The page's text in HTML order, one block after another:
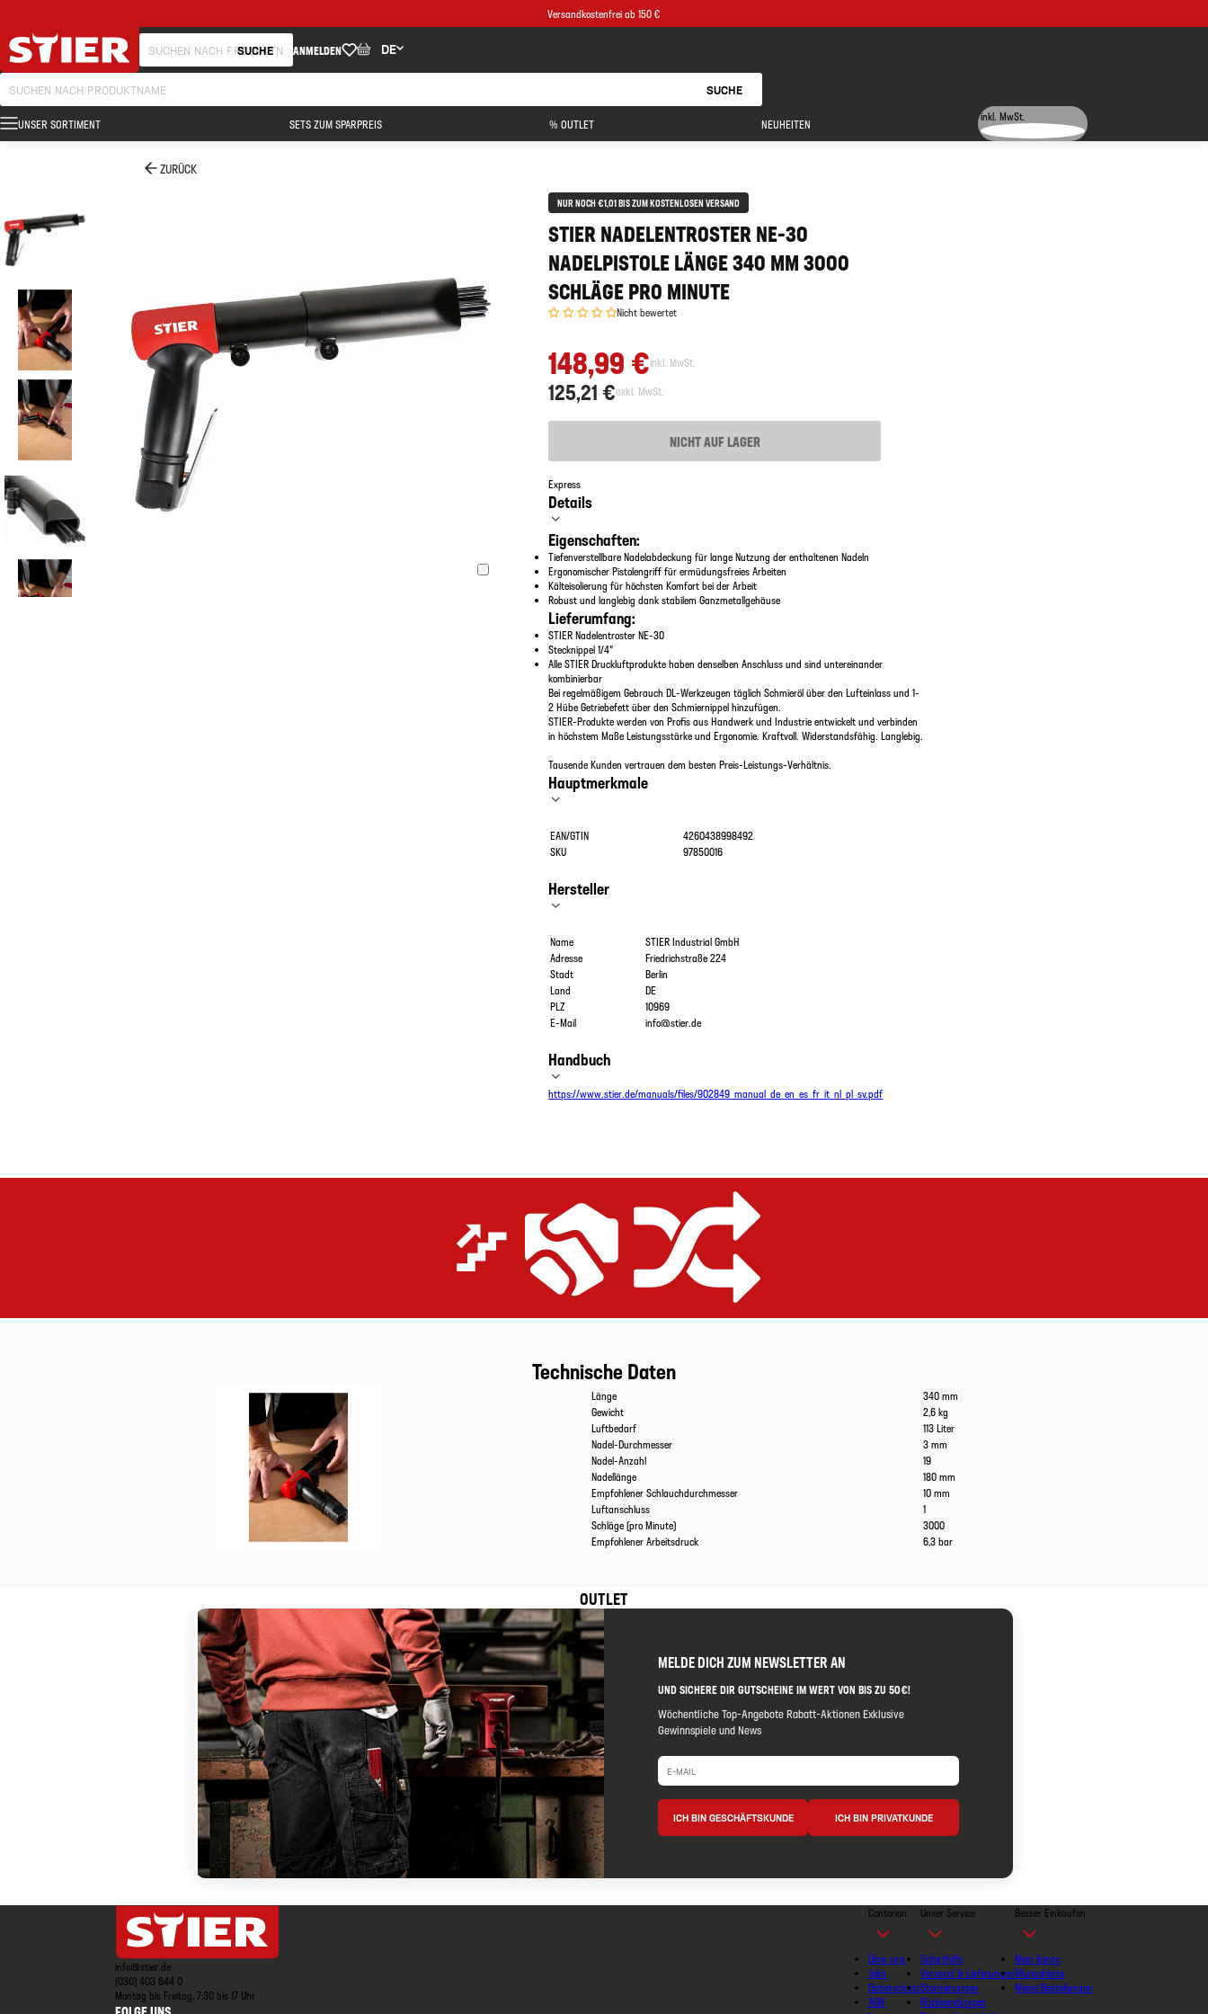
Versandkostenfrei ab 150 €
SUCHE ANMELDEN DE
SUCHE
UNSER SORTIMENT SETS ZUM SPARPREIS % OUTLET NEUHEITEN inkl. MwSt.
ZURÜCK
NUR NOCH €1,01 BIS ZUM KOSTENLOSEN VERSAND
STIER NADELENTROSTER NE-30
NADELPISTOLE LÄNGE 340 MM 3000
SCHLÄGE PRO MINUTE
Nicht bewertet
148,99 €inkl. MwSt.
125,21 €exkl. MwSt.
NICHT AUF LAGER
Express
Details
Eigenschaften:
Tiefenverstellbare Nadelabdeckung für lange Nutzung der enthaltenen Nadeln
Ergonomischer Pistolengriff für ermüdungsfreies Arbeiten
Kälteisolierung für höchsten Komfort bei der Arbeit
Robust und langlebig dank stabilem Ganzmetallgehäuse
Lieferumfang:
STIER Nadelentroster NE-30
Stecknippel 1/4"
Alle STIER Druckluftprodukte haben denselben Anschluss und sind untereinander
kombinierbar
Bei regelmäßigem Gebrauch DL-Werkzeugen täglich Schmieröl über den Lufteinlass und 1-
2 Hübe Getriebefett über den Schmiernippel hinzufügen.
STIER-Produkte werden von Profis aus Handwerk und Industrie entwickelt und verbinden
in höchstem Maße Leistungsstärke und Ergonomie. Kraftvoll. Widerstandsfähig. Langlebig.
Tausende Kunden vertrauen dem besten Preis-Leistungs-Verhältnis.
Hauptmerkmale
EAN/GTIN
4260438998492
SKU
97850016
Hersteller
Name
STIER Industrial GmbH
Adresse
Friedrichstraße 224
Stadt
Berlin
Land
DE
PLZ
10969
E-Mail
info@stier.de
Handbuch
https://www.stier.de/manuals/files/902849_manual_de_en_es_fr_it_nl_pl_sv.pdf
Technische Daten
Eigenschaften
Länge
340 mm
Gewicht
2,6 kg
Luftbedarf
113 Liter
Nadel-Durchmesser
3 mm
Nadel-Anzahl
19
Nadellänge
180 mm
Empfohlener Schlauchdurchmesser
10 mm
Luftanschluss
1
Schläge (pro Minute)
3000
Empfohlener Arbeitsdruck
6,3 bar
OUTLET
MELDE DICH ZUM NEWSLETTER AN
UND SICHERE DIR GUTSCHEINE IM WERT VON BIS ZU 50€!
Wöchentliche Top-Angebote Rabatt-Aktionen Exklusive
Gewinnspiele und News
ICH BIN GESCHÄFTSKUNDE ICH BIN PRIVATKUNDE
info@stier.de
(030) 403 644 0
Montag bis Freitag, 7:30 bis 17 Uhr
Contorion
Über uns
Jobs
Datenschutz
AGB
Unser Service
Soforthilfe
Versand & Lieferungen
Stornierungen
Rücksendungen
Besser Einkaufen
Mein Konto
Wunschliste
Meine Bestellungen